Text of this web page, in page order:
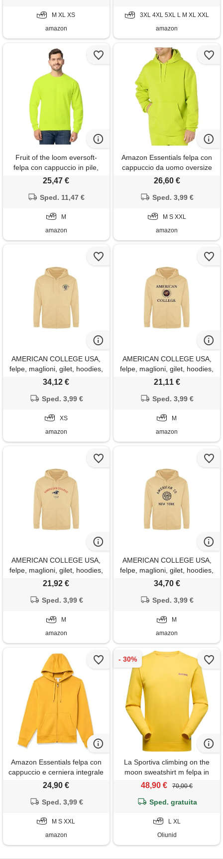
M XL XS
amazon
3XL 4XL 5XL L M XL XXL
amazon
Fruit of the loom eversoft-
felpa con cappuccio in pile,
con cerniera intera,
camicia, verde di sicurezza, m
25,47 €
Sped. 11,47 €
M
amazon
Amazon Essentials felpa con
cappuccio da uomo oversize
(disponibile nelle taglie big &
26,60 €
Sped. 3,99 €
M S XXL
amazon
AMERICAN COLLEGE USA,
felpe, maglioni, gilet, hoodies,
uomo, donna, sweat shirt,
abbigliamento, unisex,
34,12 €
Sped. 3,99 €
XS
amazon
AMERICAN COLLEGE USA,
felpe, maglioni, gilet, hoodies,
uomo, donna, sweat shirt,
abbigliamento, unisex,
21,11 €
Sped. 3,99 €
M
amazon
AMERICAN COLLEGE USA,
felpe, maglioni, gilet, hoodies,
uomo, donna, sweat shirt,
abbigliamento, unisex,
21,92 €
Sped. 3,99 €
M
amazon
AMERICAN COLLEGE USA,
felpe, maglioni, gilet, hoodies,
uomo, donna, sweat shirt,
abbigliamento, unisex,
34,70 €
Sped. 3,99 €
M
amazon
Amazon Essentials felpa con
cappuccio e cerniera integrale
in pile (disponibile nelle taglie
24,90 €
Sped. 3,99 €
M S XXL
amazon
La Sportiva climbing on the
moon sweatshirt m felpa in
pile da uomo
48,90 € 70,00 €
Sped. gratuita
L XL
Oliunid